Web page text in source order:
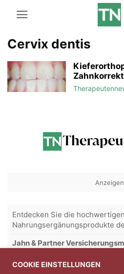
Cervix dentis
Anzeigen
Entdecken Sie die hochwertigen
Nahrungsergänungsprodukte
Jahn & Partner
Professioneller Rundumschutz
COOKIE EINSTELLUNGEN